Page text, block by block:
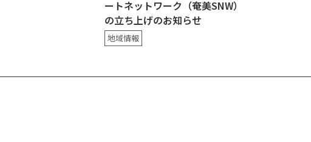
ートネットワーク（奄美SNW）
の立ち上げのお知らせ
地域情報